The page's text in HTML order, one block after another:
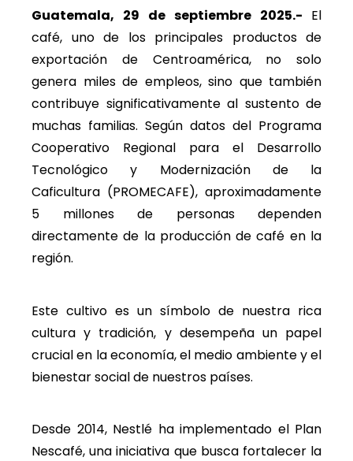
Guatemala, 29 de septiembre 2025.- El
café, uno de los principales productos de
exportación de Centroamérica, no solo
genera miles de empleos, sino que también
contribuye significativamente al sustento de
muchas familias. Según datos del Programa
Cooperativo Regional para el Desarrollo
Tecnológico y Modernización de la
Caficultura (PROMECAFE), aproximadamente
5 millones de personas dependen
directamente de la producción de café en la
región.
Este cultivo es un símbolo de nuestra rica
cultura y tradición, y desempeña un papel
crucial en la economía, el medio ambiente y el
bienestar social de nuestros países.
Desde 2014, Nestlé ha implementado el Plan
Nescafé, una iniciativa que busca fortalecer la